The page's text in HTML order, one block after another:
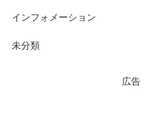
インフォメーション
未分類
広告